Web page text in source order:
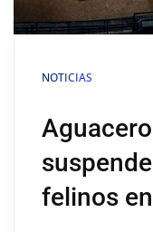
NOTICIAS
felinos